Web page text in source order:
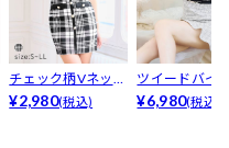
チェック柄Vネック
フロントパールボ
¥2,980(税込)
ツイードバイ
ーチェックフ
¥6,980(税込)